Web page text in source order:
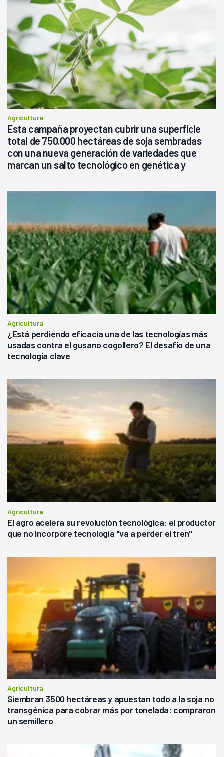
Agricultura
Esta campaña proyectan cubrir una superficie
total de 750.000 hectáreas de soja sembradas
con una nueva generación de variedades que
marcan un salto tecnológico en genética y
Agricultura
¿Está perdiendo eficacia una de las tecnologías más
usadas contra el gusano cogollero? El desafío de una
tecnología clave
Agricultura
El agro acelera su revolución tecnológica: el productor
que no incorpore tecnología "va a perder el tren"
Agricultura
Siembran 3500 hectáreas y apuestan todo a la soja no
transgénica para cobrar más por tonelada: compraron
un semillero